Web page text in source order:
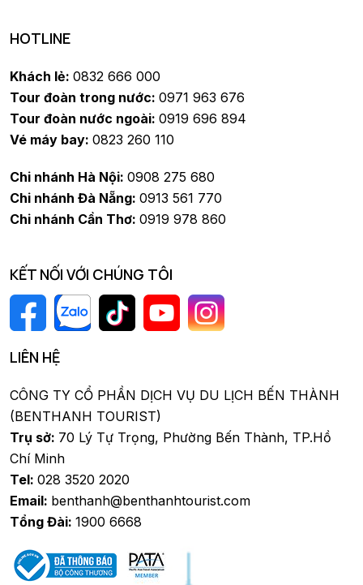
HOTLINE
Khách lẻ: 0832 666 000
Tour đoàn trong nước: 0971 963 676
Tour đoàn nước ngoài: 0919 696 894
Vé máy bay: 0823 260 110
Chi nhánh Hà Nội: 0908 275 680
Chi nhánh Đà Nẵng: 0913 561 770
Chi nhánh Cần Thơ: 0919 978 860
KẾT NỐI VỚI CHÚNG TÔI
LIÊN HỆ
CÔNG TY CỔ PHẦN DỊCH VỤ DU LỊCH BẾN THÀNH
(BENTHANH TOURIST)
Trụ sở: 70 Lý Tự Trọng, Phường Bến Thành, TP.Hồ
Chí Minh
Tel: 028 3520 2020
Email: benthanh@benthanhtourist.com
Tổng Đài: 1900 6668